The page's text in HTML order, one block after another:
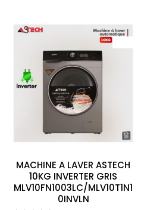
MACHINE A LAVER ASTECH
10KG INVERTER GRIS
MLV10FN1003LC/MLV10T1N1
0INVLN